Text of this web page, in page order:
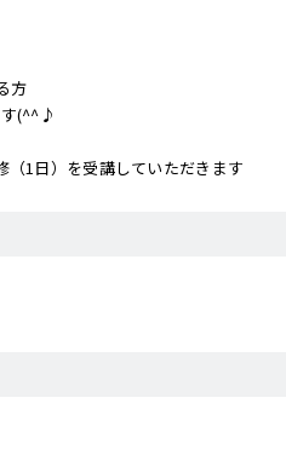
方
す(^^♪
1日）を受講していただきます